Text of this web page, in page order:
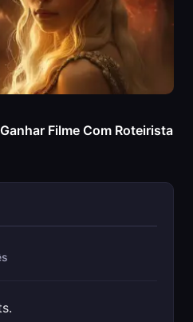
Filme Com Roteirista